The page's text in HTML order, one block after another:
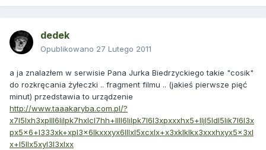
dedek
Opublikowano 27 Lutego 2011
a ja znalazłem w serwisie Pana Jurka Biedrzyckiego takie "cosik"
do rozkręcania żyłeczki .. fragment filmu .. (jakieś pierwsze pięć
minut) przedstawia to urządzenie
http://www.taaakaryba.com.pl/?
x7l5lxh3xplll6lilpk7hxlcl7hh+llll6lilpk7l6l3xpxxxhx5+lljl5ldl5lik7l6l3x
px5x6+l333xk+xpl3x6lkxxxyx6lllxl5xcxlx+x3xklklkx3xxxhxyx5x3xl
x+l5llx5xyl3l3xlxx